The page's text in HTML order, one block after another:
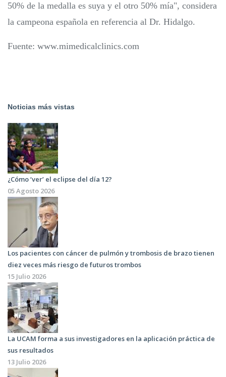
50% de la medalla es suya y el otro 50% mía", considera
la campeona española en referencia al Dr. Hidalgo.
Fuente: www.mimedicalclinics.com
Noticias más vistas
¿Cómo ‘ver’ el eclipse del día 12?
05 Agosto 2026
Los pacientes con cáncer de pulmón y trombosis de brazo tienen
diez veces más riesgo de futuros trombos
15 Julio 2026
La UCAM forma a sus investigadores en la aplicación práctica de
sus resultados
13 Julio 2026